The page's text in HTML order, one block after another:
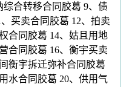
合转移合同胶葛 9、债
买卖合同胶葛 12、拍卖
合同胶葛 14、姑且用地
合同胶葛 16、衡宇买卖
衡宇拆迁弥补合同胶葛
水合同胶葛 20、供用气